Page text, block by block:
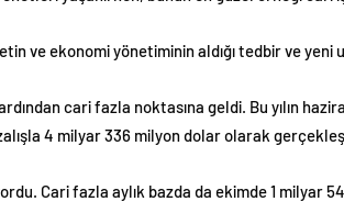
ve ekonomi yönetiminin aldığı tedbir ve
cari fazla noktasına geldi. Bu yılın
4 milyar 336 milyon dolar olarak
Cari fazla aylık bazda da ekimde 1